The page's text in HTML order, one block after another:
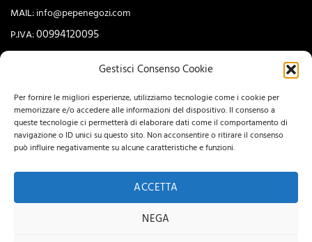
Gestisci Consenso Cookie
Per fornire le migliori esperienze, utilizziamo tecnologie come i cookie per
memorizzare e/o accedere alle informazioni del dispositivo. Il consenso a
queste tecnologie ci permetterà di elaborare dati come il comportamento di
navigazione o ID unici su questo sito. Non acconsentire o ritirare il consenso
può influire negativamente su alcune caratteristiche e funzioni.
ACCETTA
NEGA
MAIL: info@pepenegozi.com
P.IVA:00994120095